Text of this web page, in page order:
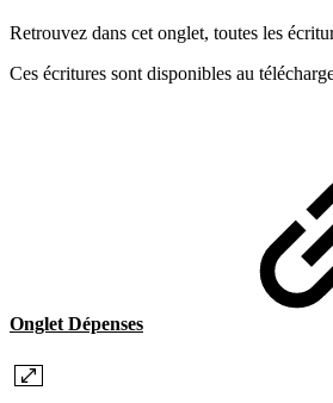
Retrouvez dans cet onglet, toutes les
Ces écritures sont disponibles au
Onglet Dépenses